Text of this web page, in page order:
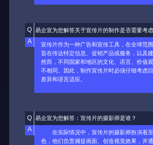
A
宣传片作为一种广告和宣传工具，在全球范
旨在传达特定信息、促销产品或服务，以及建
然而，不同国家和地区的文化、语言、价值观
不相同。因此，制作宣传片时必须仔细考虑
差异和语言适应。
A
在实际情况中，宣传片的摄影师扮演着至
色，他们负责捕捉画面、创造视觉效果，并
故事和信息传递给观众。